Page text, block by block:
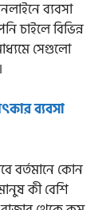
ব্যবসা
বিভিন্ন
সেগুলো
ব্যবসা
বর্তমানে কোন
কী বেশি